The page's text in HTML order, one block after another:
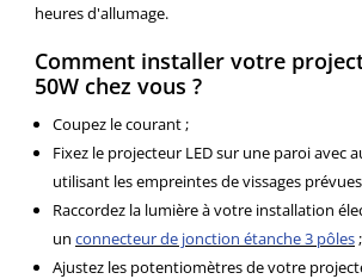
heures d'allumage.
Comment installer votre
50W chez vous ?
Coupez le courant ;
Fixez le projecteur LED sur une paroi avec
utilisant les empreintes de vissages
Raccordez la lumière à votre installation
un connecteur de jonction étanche 3 pôles;
Ajustez les potentiomètres de votre